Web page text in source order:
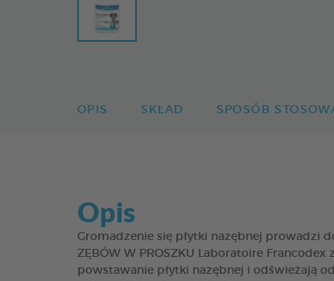
OPIS SKŁAD SPOSÓB
Opis
Gromadzenie się płytki nazębnej prowadzi
ZĘBÓW W PROSZKU Laboratoire
powstawanie płytki nazębnej i odświeżają